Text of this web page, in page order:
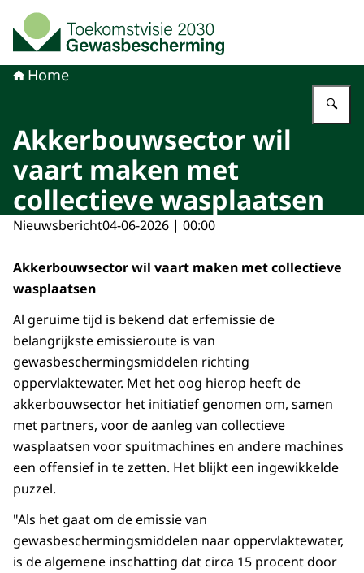
Naar de homepage van Toekomstvisie
Home
Akkerbouwsector wil
vaart maken met
collectieve wasplaatsen
Nieuwsbericht04-06-2026 | 00:00
Akkerbouwsector wil vaart maken met collectieve
wasplaatsen
Al geruime tijd is bekend dat erfemissie de
belangrijkste emissieroute is van
gewasbeschermingsmiddelen richting
oppervlaktewater. Met het oog hierop heeft de
akkerbouwsector het initiatief genomen om, samen
met partners, voor de aanleg van collectieve
wasplaatsen voor spuitmachines en andere machines
een offensief in te zetten. Het blijkt een ingewikkelde
puzzel.
"Als het gaat om de emissie van
gewasbeschermingsmiddelen naar oppervlaktewater,
is de algemene inschatting dat circa 15 procent door